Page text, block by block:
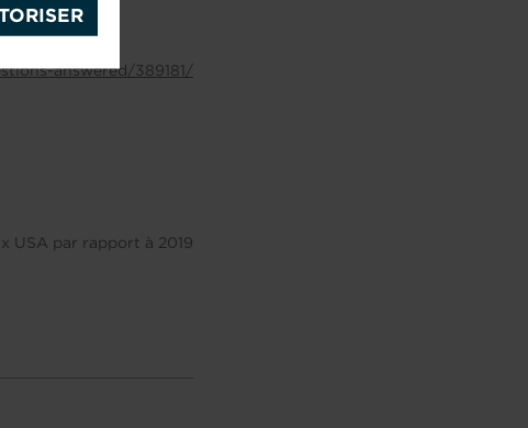
answered/389181/
USA par rapport à 2019